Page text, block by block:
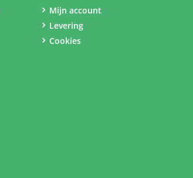
Mijn account
Levering
Cookies